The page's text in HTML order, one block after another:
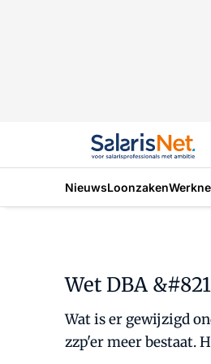
NieuwsLoonzaken
Wet DBA
Wat is er gewijzigd
zzp'er meer bestaat.